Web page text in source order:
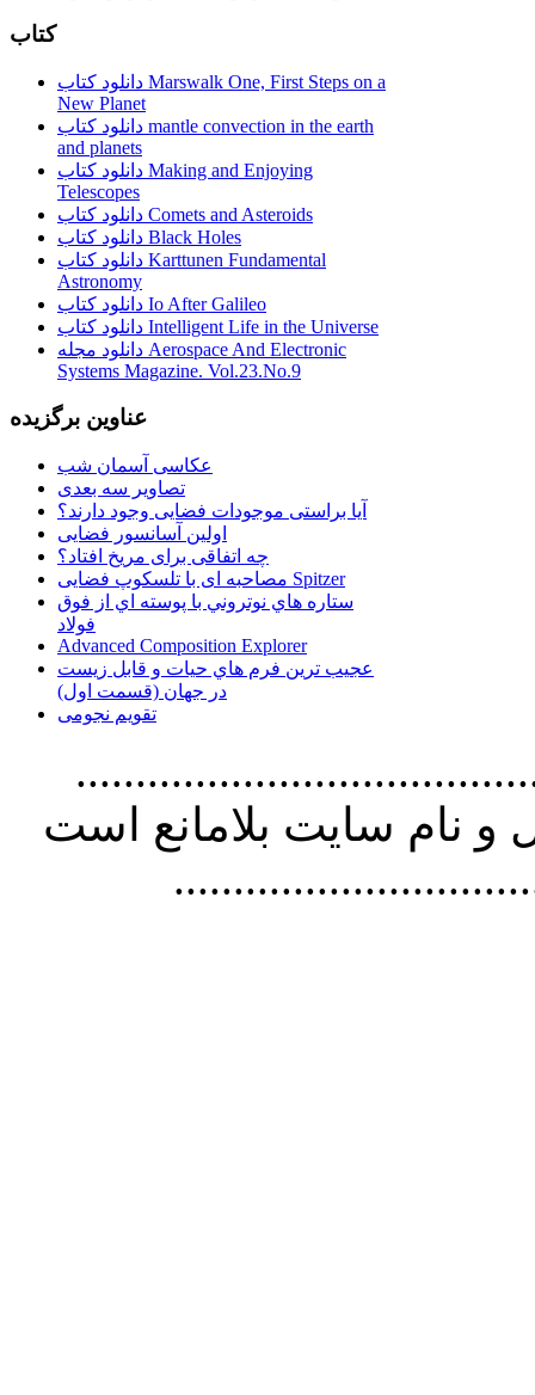
کتاب
دانلود کتاب Marswalk One, First Steps on a
New Planet
دانلود کتاب mantle convection in the earth
and planets
دانلود کتاب Making and Enjoying
Telescopes
دانلود کتاب Comets and Asteroids
دانلود کتاب Black Holes
دانلود کتاب Karttunen Fundamental
Astronomy
دانلود کتاب Io After Galileo
دانلود کتاب Intelligent Life in the Universe
دانلود مجله Aerospace And Electronic
Systems Magazine. Vol.23.No.9
عناوین برگزیده
عکاسی آسمان شب
تصاویر سه بعدی
آیا براستی موجودات فضایی وجود دارند؟
اولین آسانسور فضایی
چه اتفاقی برای مریخ افتاد؟
مصاحبه ای با تلسکوپ فضایی Spitzer
ستاره هاي نوتروني با پوسته اي از فوق
فولاد
Advanced Composition Explorer
عجیب ترین فرم هاي حيات و قابل زيست
در جهان (قسمت اول)
تقویم نجومی
استفاده از
نام سايت بلامانع است